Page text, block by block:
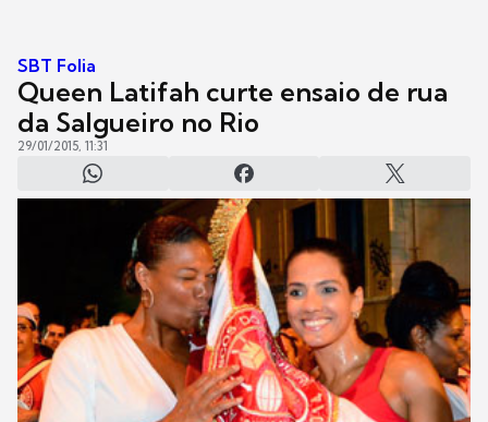
SBT Folia
Queen Latifah curte ensaio de rua
da Salgueiro no Rio
29/01/2015, 11:31